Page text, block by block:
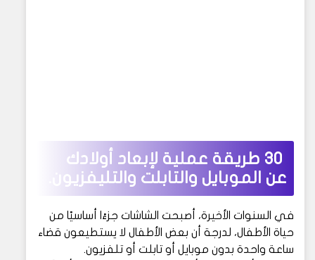
30 طريقة عملية لإبعاد أولادك
عن الموبايل والتابلت والتليفزيون.
في السنوات الأخيرة، أصبحت الشاشات جزءًا أساسيًا من
حياة الأطفال، لدرجة أن بعض الأطفال لا يستطيعون قضاء
ساعة واحدة بدون موبايل أو تابلت أو تلفزيون.